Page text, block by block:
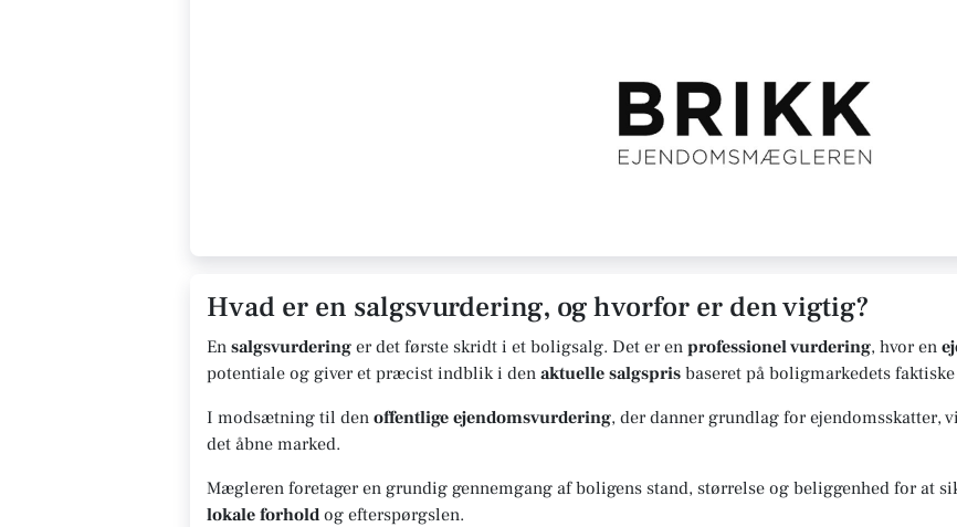
Hvad er en salgsvurdering, og hvorfor er den vigtig?
En salgsvurdering er det første skridt i et boligsalg. Det er en professionel vurdering, hvor en
potentiale og giver et præcist indblik i den aktuelle salgspris baseret på boligmarkedets
I modsætning til den offentlige ejendomsvurdering, der danner grundlag for ejendomsskatter,
det åbne marked.
Mægleren foretager en grundig gennemgang af boligens stand, størrelse og beliggenhed for at
lokale forhold og efterspørgslen.